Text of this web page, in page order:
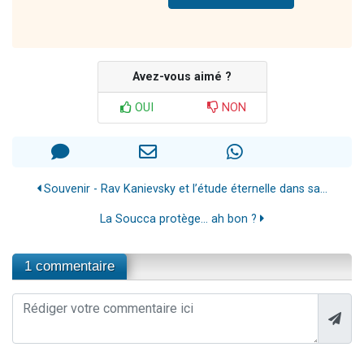
Avez-vous aimé ?
OUI NON
Souvenir - Rav Kanievsky et l’étude éternelle dans sa...
La Soucca protège... ah bon ?
1 commentaire